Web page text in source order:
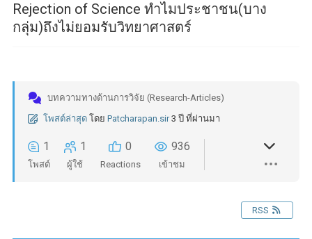
Rejection of Science ทำไมประชาชน(บาง
กลุ่ม)ถึงไม่ยอมรับวิทยาศาสตร์
บทความทางด้านการวิจัย (Research-Articles)
โพสต์ล่าสุด โดย Patcharapan.sir 3 ปี ที่ผ่านมา
1
โพสต์
1
ผู้ใช้
0
Reactions
936
เข้าชม
RSS